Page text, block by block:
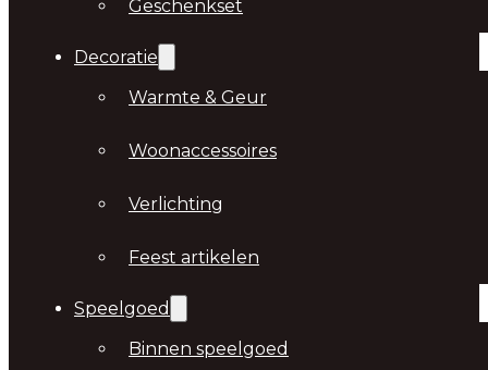
Geschenkset
Decoratie
Warmte & Geur
Woonaccessoires
Verlichting
Feest artikelen
Speelgoed
Binnen speelgoed